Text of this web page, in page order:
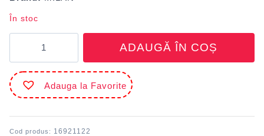
În stoc
permanent
CD
2
mm
ADAUGĂ ÎN COȘ
Adauga la Favorite
Cod produs: 16921122